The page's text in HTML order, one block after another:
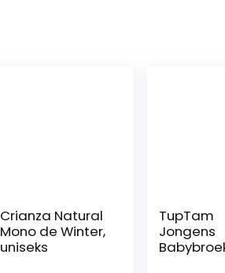
Crianza Natural
Mono de Winter,
uniseks
TupTam
Jongens